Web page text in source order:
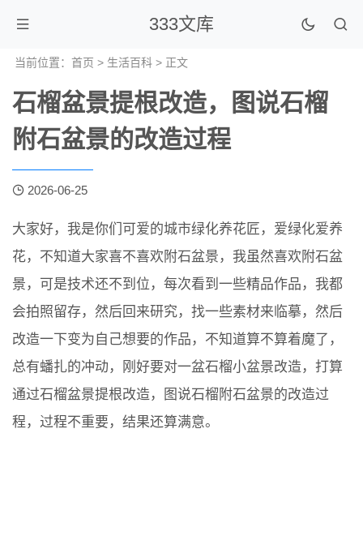
333文库
当前位置： 首页 > 生活百科 > 正文
石榴盆景提根改造，图说石榴
附石盆景的改造过程
2026-06-25
大家好，我是你们可爱的城市绿化养花匠，爱绿化爱养
花，不知道大家喜不喜欢附石盆景，我虽然喜欢附石盆
景，可是技术还不到位，每次看到一些精品作品，我都
会拍照留存，然后回来研究，找一些素材来临摹，然后
改造一下变为自己想要的作品，不知道算不算着魔了，
总有蟠扎的冲动，刚好要对一盆石榴小盆景改造，打算
通过石榴盆景提根改造，图说石榴附石盆景的改造过
程，过程不重要，结果还算满意。